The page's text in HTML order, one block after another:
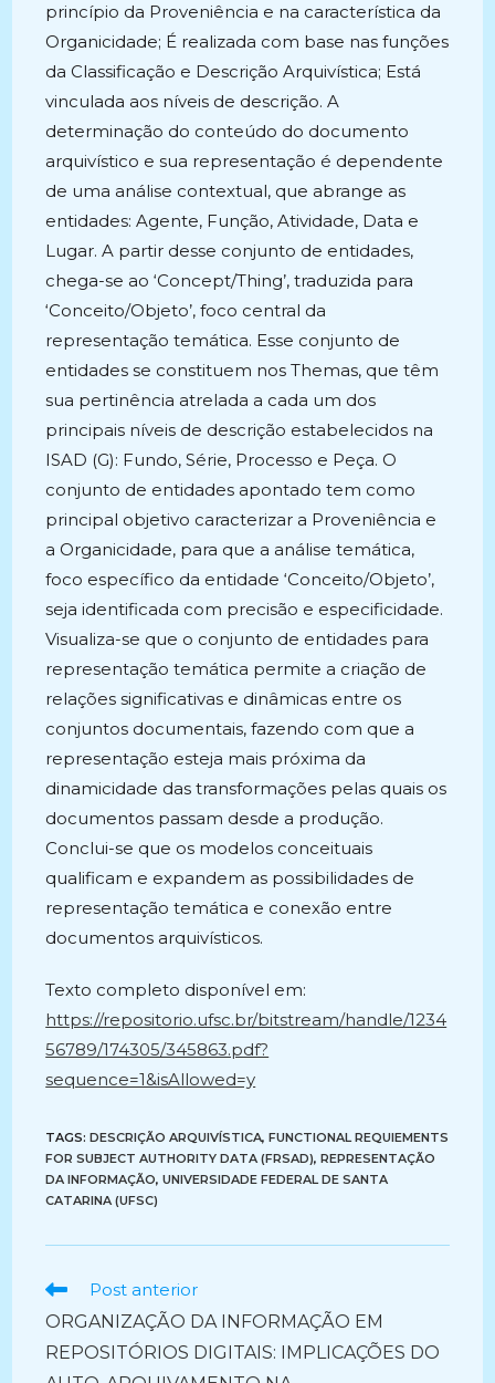
princípio da Proveniência e na característica da
Organicidade; É realizada com base nas funções
da Classificação e Descrição Arquivística; Está
vinculada aos níveis de descrição. A
determinação do conteúdo do documento
arquivístico e sua representação é dependente
de uma análise contextual, que abrange as
entidades: Agente, Função, Atividade, Data e
Lugar. A partir desse conjunto de entidades,
chega-se ao ‘Concept/Thing’, traduzida para
‘Conceito/Objeto’, foco central da
representação temática. Esse conjunto de
entidades se constituem nos Themas, que têm
sua pertinência atrelada a cada um dos
principais níveis de descrição estabelecidos na
ISAD (G): Fundo, Série, Processo e Peça. O
conjunto de entidades apontado tem como
principal objetivo caracterizar a Proveniência e
a Organicidade, para que a análise temática,
foco específico da entidade ‘Conceito/Objeto’,
seja identificada com precisão e especificidade.
Visualiza-se que o conjunto de entidades para
representação temática permite a criação de
relações significativas e dinâmicas entre os
conjuntos documentais, fazendo com que a
representação esteja mais próxima da
dinamicidade das transformações pelas quais os
documentos passam desde a produção.
Conclui-se que os modelos conceituais
qualificam e expandem as possibilidades de
representação temática e conexão entre
documentos arquivísticos.
Texto completo disponível em:
https://repositorio.ufsc.br/bitstream/handle/1234
56789/174305/345863.pdf?
sequence=1&isAllowed=y
TAGS:DESCRIÇÃO ARQUIVÍSTICA, FUNCTIONAL REQUIEMENTS
FOR SUBJECT AUTHORITY DATA (FRSAD), REPRESENTAÇÃO
DA INFORMAÇÃO, UNIVERSIDADE FEDERAL DE SANTA
CATARINA (UFSC)
Ler
artigos
Post anterior
ORGANIZAÇÃO DA INFORMAÇÃO EM
REPOSITÓRIOS DIGITAIS: IMPLICAÇÕES DO